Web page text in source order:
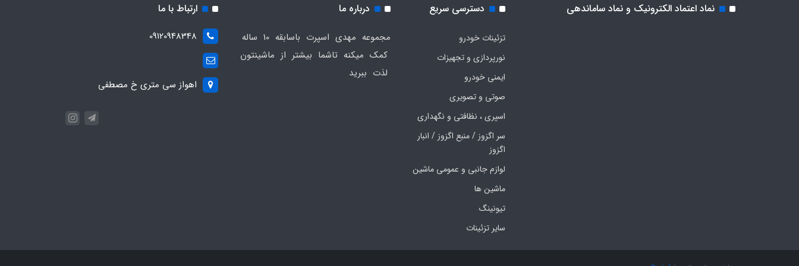
نماد اعتماد الکترونیک و نماد ساماندهی دسترسی سریع
تزئینات خودرو
نورپردازی و تجهیزات
ایمنی خودرو
صوتی و تصویری
اسپری ، نظافتی و نگهداری
سر اگزوز / منبع اگزوز / انبار
اگزوز
لوازم جانبی و عمومی ماشین
ماشین ها
تیونینگ
سایر تزئینات
درباره ما
مجموعه مهدی اسپرت باسابقه 10 ساله
کمک میکنه تاشما بیشتر از ماشینتون
لذت ببرید
ارتباط با ما
09120948348
اهواز سی متری خ مصطفی